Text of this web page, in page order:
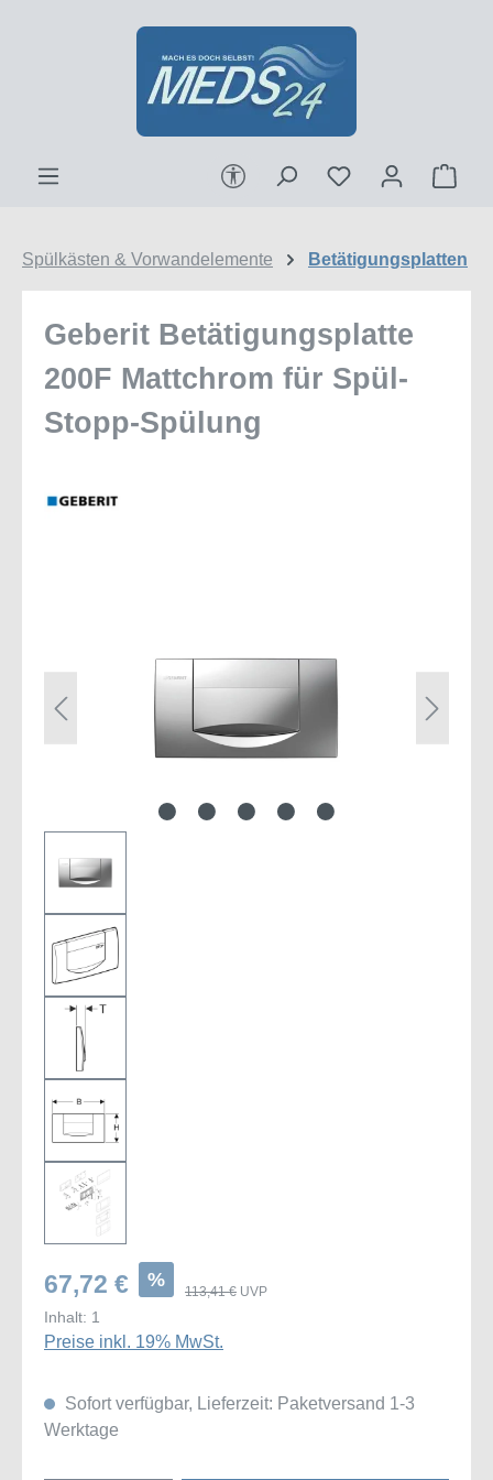
Zum Hauptinhalt springen
Werkzeugleiste anzeigen
Spülkästen & Vorwandelemente Betätigungsplatten
Geberit Betätigungsplatte
200F Mattchrom für Spül-
Stopp-Spülung
67,72 € %
113,41 € UVP
Inhalt: 1
Preise inkl. 19% MwSt.
Sofort verfügbar, Lieferzeit: Paketversand 1-3
Werktage